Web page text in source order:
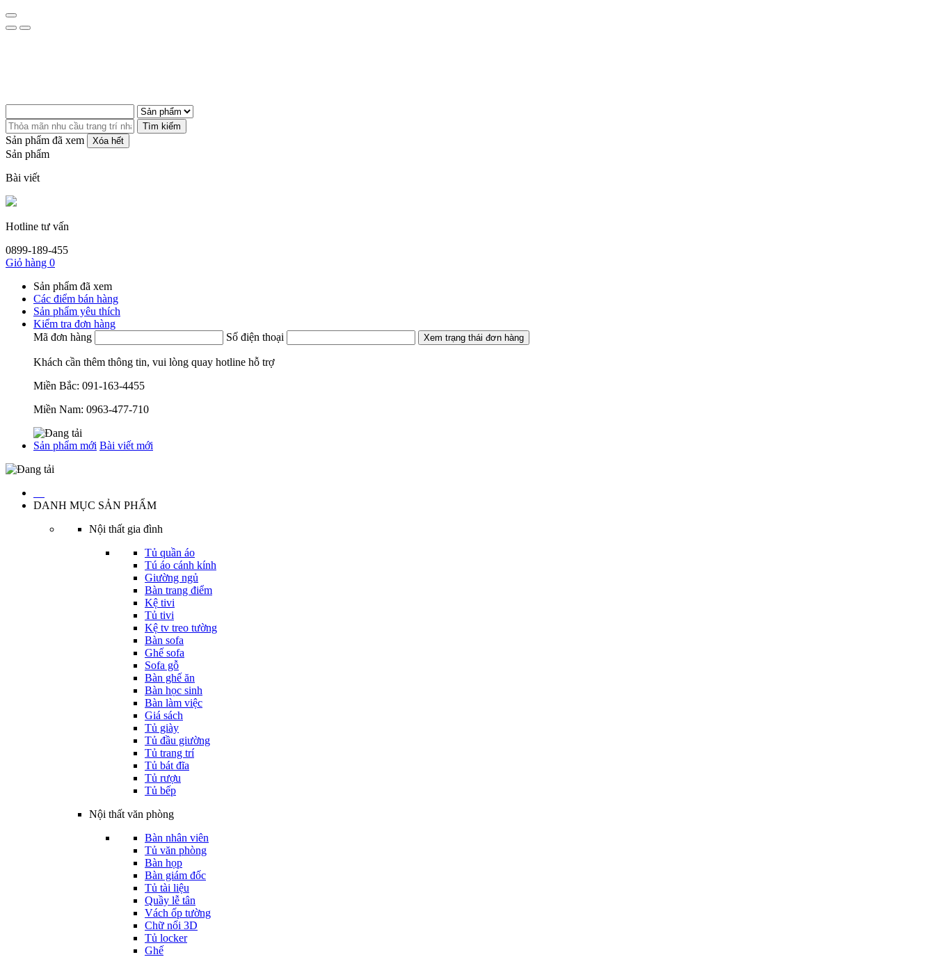
Tìm kiếm
Sản phẩm đã xem Xóa hết
Sản phẩm
Bài viết
Hotline tư vấn
0899-189-455
Giỏ hàng 0
Sản phẩm đã xem
Các điểm bán hàng
Sản phẩm yêu thích
Kiểm tra đơn hàng
Mã đơn hàng
Số điện thoại Xem trạng thái đơn hàng
Khách cần thêm thông tin, vui lòng quay hotline hỗ trợ
Miền Bắc: 091-163-4455
Miền Nam: 0963-477-710
Sản phẩm mới Bài viết mới
DANH MỤC SẢN PHẨM
Nội thất gia đình
Tủ quần áo
Tú áo cánh kính
Giường ngủ
Bàn trang điểm
Kệ tivi
Tủ tivi
Kệ tv treo tường
Bàn sofa
Ghế sofa
Sofa gỗ
Bàn ghế ăn
Bàn học sinh
Bàn làm việc
Giá sách
Tủ giày
Tủ đầu giường
Tủ trang trí
Tủ bát đĩa
Tủ rượu
Tủ bếp
Nội thất văn phòng
Bàn nhân viên
Tủ văn phòng
Bàn họp
Bàn giám đốc
Tủ tài liệu
Quầy lễ tân
Vách ốp tường
Chữ nổi 3D
Tủ locker
Ghế